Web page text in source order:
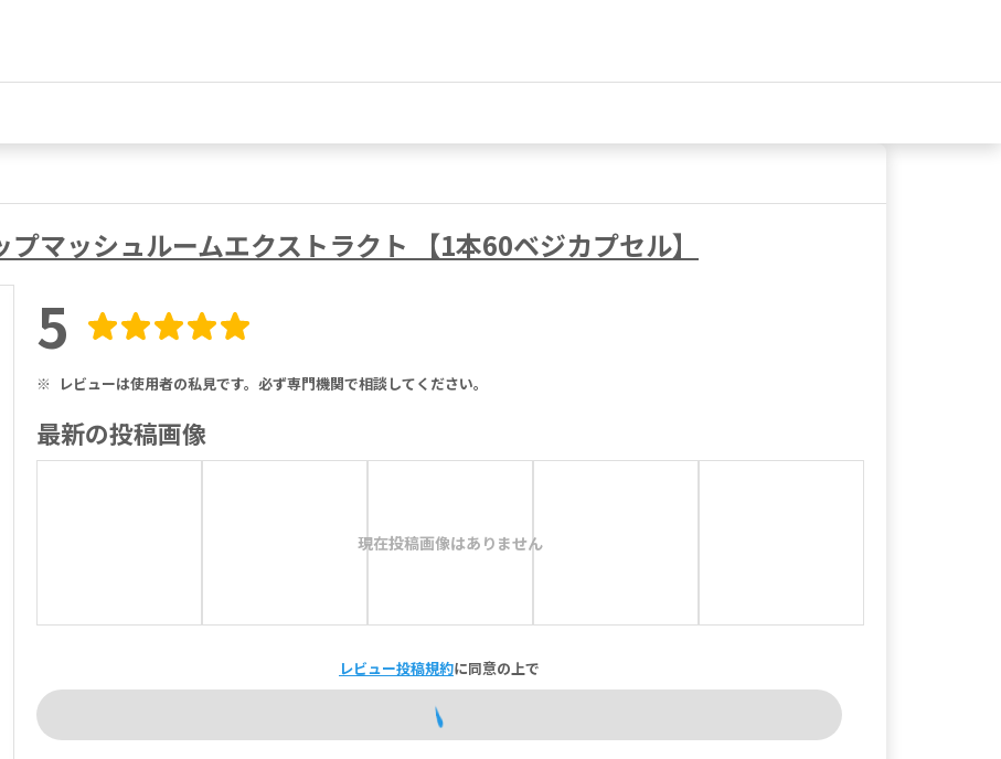
マッシュルームエクストラクト 【1本60ベジカプセル】
5
※ レビューは使用者の私見です。必ず専門機関で相談してください。
最新の投稿画像
現在投稿画像はありません
レビュー投稿規約に同意の上で